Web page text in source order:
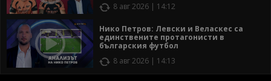
8 авг 2026 | 14:12
Нико Петров: Левски и Веласкес са
единствените протагонисти в
българския футбол
8 авг 2026 | 14:13